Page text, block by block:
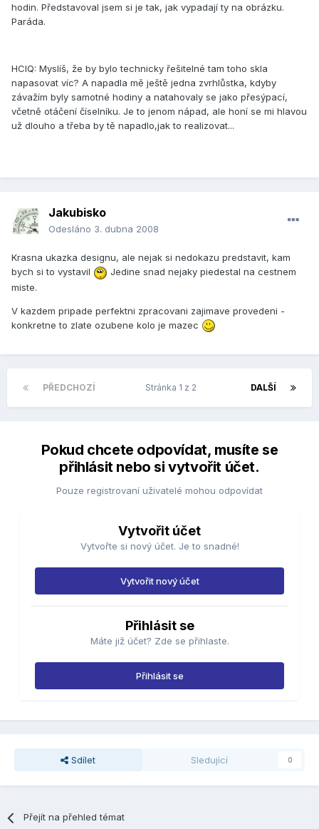
hodin. Představoval jsem si je tak, jak vypadají ty na obrázku.
Paráda.
HCIQ: Myslíš, že by bylo technicky řešitelné tam toho skla
napasovat víc? A napadla mě ještě jedna zvrhlůstka, kdyby
závažím byly samotné hodiny a natahovaly se jako přesýpací,
včetně otáčení číselníku. Je to jenom nápad, ale honí se mi hlavou
už dlouho a třeba by tě napadlo,jak to realizovat...
Jakubisko
Odesláno 3. dubna 2008
Krasna ukazka designu, ale nejak si nedokazu predstavit, kam
bych si to vystavil
Jedine snad nejaky piedestal na cestnem
miste.
V kazdem pripade perfektni zpracovani zajimave provedeni -
konkretne to zlate ozubene kolo je mazec
PŘEDCHOZÍ DALŠÍ
Stránka 1 z 2
Pokud chcete odpovídat, musíte se
přihlásit nebo si vytvořit účet.
Pouze registrovaní uživatelé mohou odpovídat
Vytvořit účet
Vytvořte si nový účet. Je to snadné!
Vytvořit nový účet
Přihlásit se
Máte již účet? Zde se přihlaste.
Přihlásit se
Sdílet Sledující 0
Přejít na přehled témat